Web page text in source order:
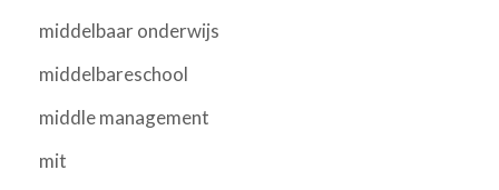
middelbaar onderwijs
middelbareschool
middle management
mit